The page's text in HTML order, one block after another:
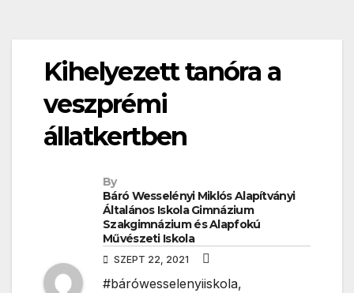
Kihelyezett tanóra a
veszprémi
állatkertben
By
Báró Wesselényi Miklós Alapítványi
Általános Iskola Gimnázium
Szakgimnázium és Alapfokú
Művészeti Iskola
SZEPT 22, 2021
#bárówesselenyiiskola,